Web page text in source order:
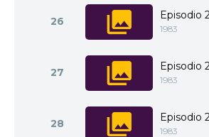
26 Episodio
1983
27 Episodio
1983
28 Episodio
1983